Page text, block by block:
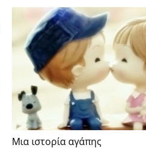
Μια ιστορία αγάπης